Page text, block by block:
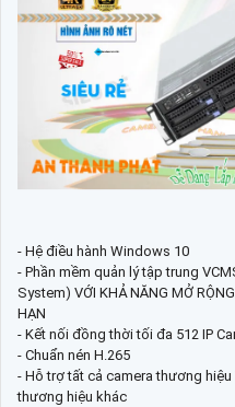
- Hệ điều hành Windows 10
- Phần mềm quản lý tập trung
System) VỚI KHẢ NĂNG MỞ
HẠN
- Kết nối đồng thời tối đa 512 IP
- Chuẩn nén H.265
- Hỗ trợ tất cả camera thương hiệu
thương hiệu khác